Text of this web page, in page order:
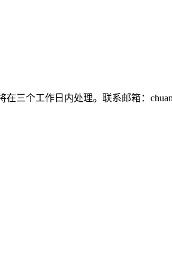
个工作日内处理。联系邮箱：